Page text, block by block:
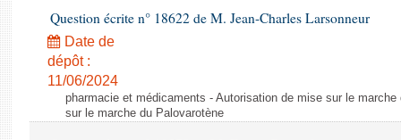
Question écrite n° 18622 de M. Jean-Charles Larsonneur
Date de
dépôt :
11/06/2024
pharmacie et médicaments - Autorisation de mise sur le
sur le marche du Palovarotène